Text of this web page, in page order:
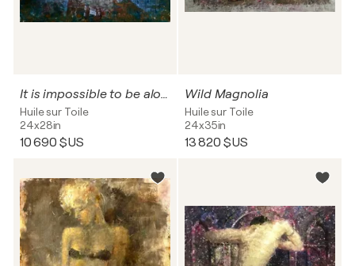
It is impossible to be alone with oneself.
Huile sur Toile
24x28in
10 690 $US
Wild Magnolia
Huile sur Toile
24x35in
13 820 $US